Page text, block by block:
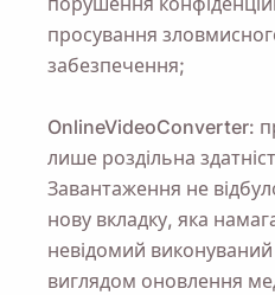
просування
забезпечення;
OnlineVideoConverter:
лише роздільна
Завантаження не
нову вкладку, яка
невідомий
виглядом оновлення